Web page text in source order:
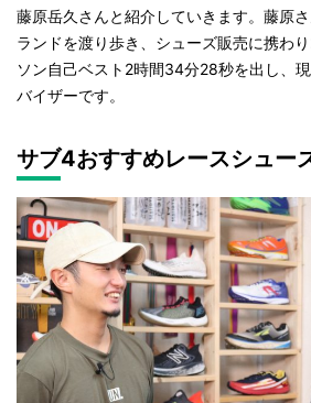
藤原岳久さんと紹介していきます。藤原
ランドを渡り歩き、シューズ販売に携わり
ソン自己ベスト 2時間34分28秒を出し、
バイザーです。
サブ4おすすめレースシュー